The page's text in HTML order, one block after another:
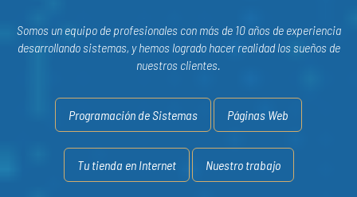
Somos un equipo de profesionales con más de 10 años de experiencia
desarrollando sistemas, y hemos logrado hacer realidad los sueños de
nuestros clientes.
Programación de Sistemas Páginas Web
Tu tienda en Internet Nuestro trabajo